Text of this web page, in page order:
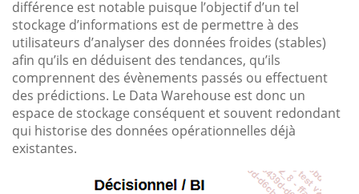
différence est notable puisque l’objectif d’un tel
stockage d’informations est de permettre à des
utilisateurs d’analyser des données froides (stables)
afin qu’ils en déduisent des tendances, qu’ils
comprennent des évènements passés ou effectuent
des prédictions. Le Data Warehouse est donc un
espace de stockage conséquent et souvent redondant
qui historise des données opérationnelles déjà
existantes.